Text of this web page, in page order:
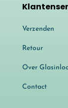
Verzenden
Retour
Over
Contact